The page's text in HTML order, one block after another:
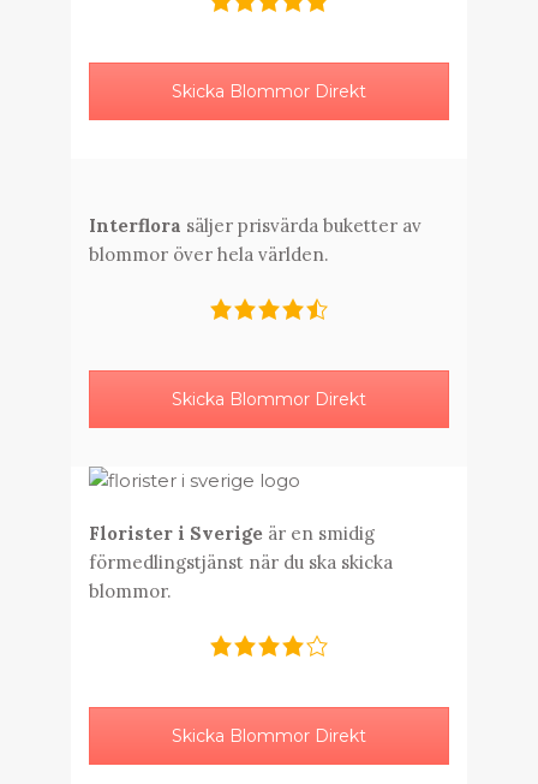
Skicka Blommor Direkt
Interflora säljer prisvärda buketter av
blommor över hela världen.
Skicka Blommor Direkt
Florister i Sverige är en smidig
förmedlingstjänst när du ska skicka
blommor.
Skicka Blommor Direkt